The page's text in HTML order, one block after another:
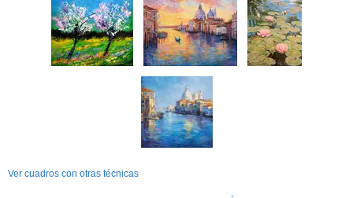
Ver cuadros con otras técnicas